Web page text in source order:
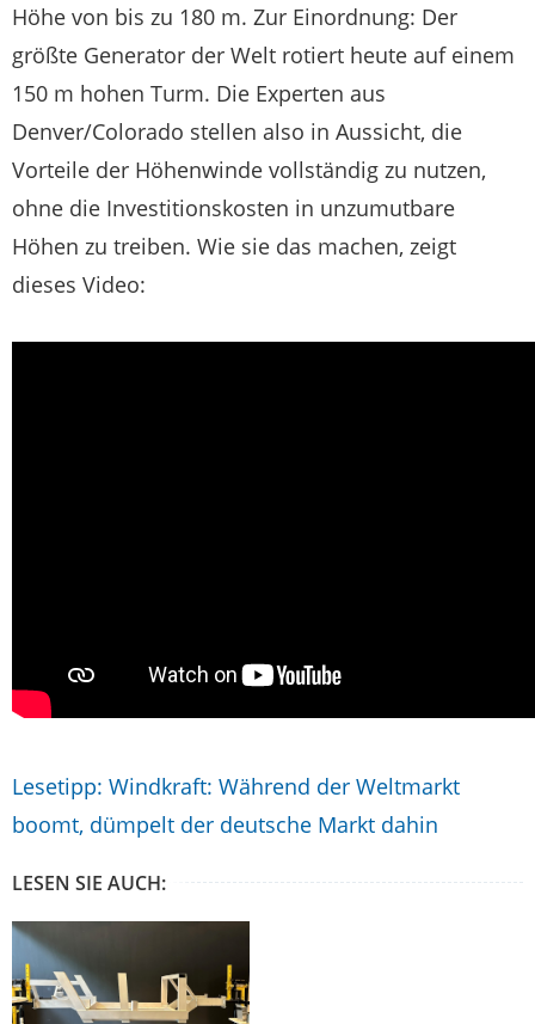
Höhe von bis zu 180 m. Zur Einordnung: Der
größte Generator der Welt rotiert heute auf einem
150 m hohen Turm. Die Experten aus
Denver/Colorado stellen also in Aussicht, die
Vorteile der Höhenwinde vollständig zu nutzen,
ohne die Investitionskosten in unzumutbare
Höhen zu treiben. Wie sie das machen, zeigt
dieses Video:
Lesetipp: Windkraft: Während der Weltmarkt
boomt, dümpelt der deutsche Markt dahin
LESEN SIE AUCH: